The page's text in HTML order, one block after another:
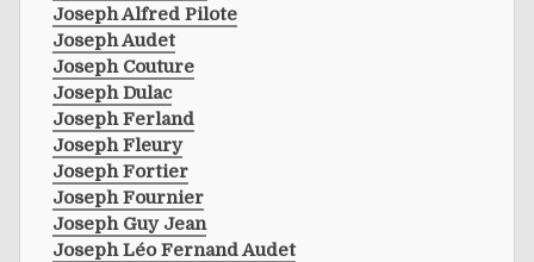
Joseph Alfred Pilote
Joseph Audet
Joseph Couture
Joseph Dulac
Joseph Ferland
Joseph Fleury
Joseph Fortier
Joseph Fournier
Joseph Guy Jean
Joseph Léo Fernand Audet